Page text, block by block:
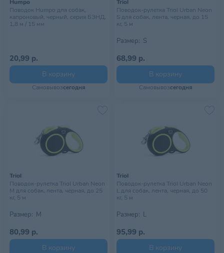
Humpo
Поводок Humpo для собак,
капроновый, черный, серия БЭНД,
1,8 м / 15 мм
20,99 р.
В корзину
Самовывозсегодня
Triol
Поводок-рулетка Triol Urban Neon
S для собак, лента, черная, до 15
кг, 5 м
Размер: S
68,99 р.
В корзину
Самовывозсегодня
Triol
Поводок-рулетка Triol Urban Neon
M для собак, лента, черная, до 25
кг, 5 м
Размер: M
80,99 р.
В корзину
Triol
Поводок-рулетка Triol Urban Neon
L для собак, лента, черная, до 50
кг, 5 м
Размер: L
95,99 р.
В корзину